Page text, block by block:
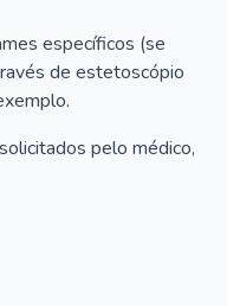
específicos (se
de estetoscópio
pelo médico,